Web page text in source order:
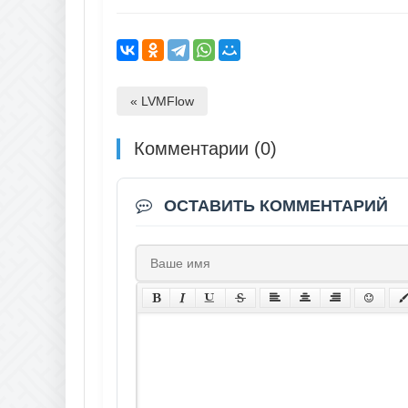
« LVMFlow
Комментарии (0)
ОСТАВИТЬ КОММЕНТАРИЙ